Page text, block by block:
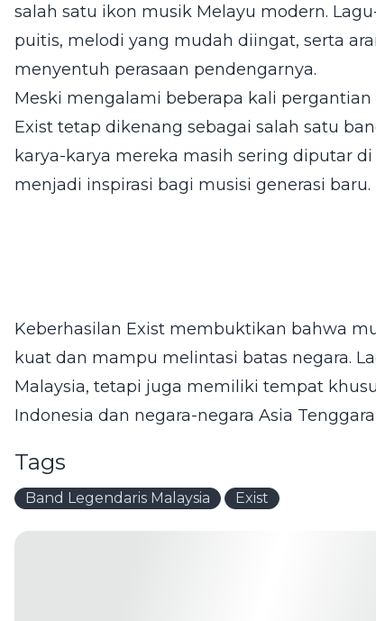
salah satu ikon musik Melayu modern.
puitis, melodi yang mudah diingat, serta
menyentuh perasaan pendengarnya.
Meski mengalami beberapa kali
Exist tetap dikenang sebagai salah satu
karya-karya mereka masih sering diputar
menjadi inspirasi bagi musisi generasi baru.
Keberhasilan Exist membuktikan bahwa
kuat dan mampu melintasi batas negara.
Malaysia, tetapi juga memiliki tempat
Indonesia dan negara-negara Asia
Tags
Band Legendaris Malaysia Exist